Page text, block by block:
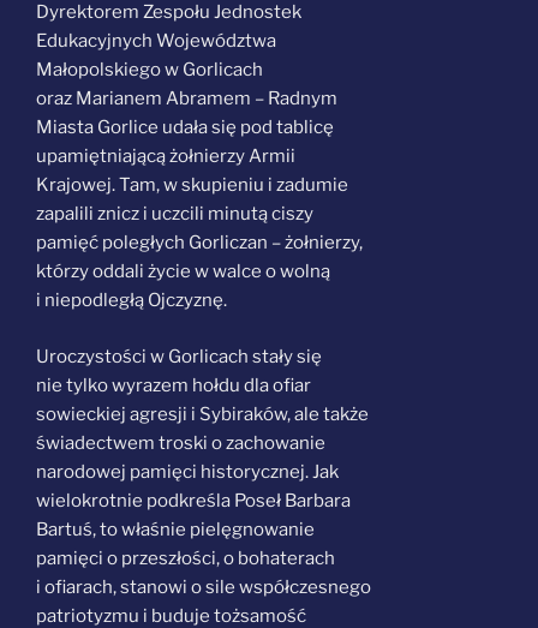
Dyrektorem Zespołu Jednostek
Edukacyjnych Województwa
Małopolskiego w Gorlicach
oraz Marianem Abramem – Radnym
Miasta Gorlice udała się pod tablicę
upamiętniającą żołnierzy Armii
Krajowej. Tam, w skupieniu i zadumie
zapalili znicz i uczcili minutą ciszy
pamięć poległych Gorliczan – żołnierzy,
którzy oddali życie w walce o wolną
i niepodległą Ojczyznę.
Uroczystości w Gorlicach stały się
nie tylko wyrazem hołdu dla ofiar
sowieckiej agresji i Sybiraków, ale także
świadectwem troski o zachowanie
narodowej pamięci historycznej. Jak
wielokrotnie podkreśla Poseł Barbara
Bartuś, to właśnie pielęgnowanie
pamięci o przeszłości, o bohaterach
i ofiarach, stanowi o sile współczesnego
patriotyzmu i buduje tożsamość